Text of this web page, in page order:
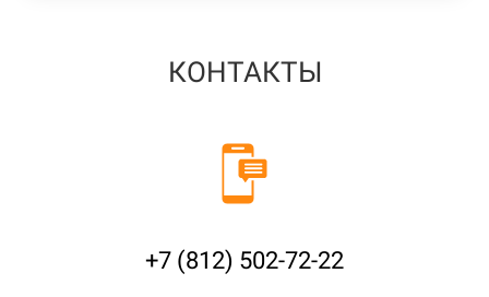
КОНТАКТЫ
+7 (812) 502-72-22